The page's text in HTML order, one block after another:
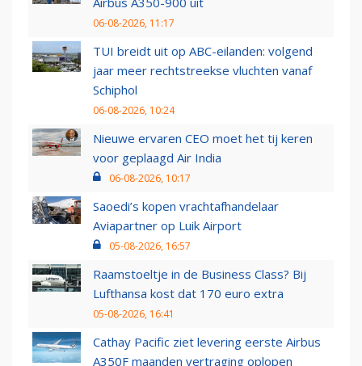
06-08-2026, 11:17
TUI breidt uit op ABC-eilanden: volgend
jaar meer rechtstreekse vluchten vanaf
Schiphol
06-08-2026, 10:24
Nieuwe ervaren CEO moet het tij keren
voor geplaagd Air India
06-08-2026, 10:17
Saoedi’s kopen vrachtafhandelaar
Aviapartner op Luik Airport
05-08-2026, 16:57
Raamstoeltje in de Business Class? Bij
Lufthansa kost dat 170 euro extra
05-08-2026, 16:41
Cathay Pacific ziet levering eerste Airbus
A350F maanden vertraging oplopen